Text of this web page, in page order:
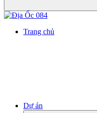
Trang chủ
Dự án